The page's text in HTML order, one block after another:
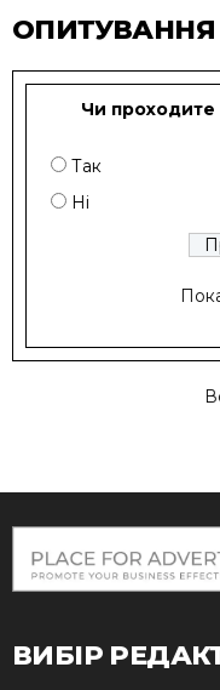
ОПИТУВАННЯ
Чи проходите
Так
Ні
ВИБІР